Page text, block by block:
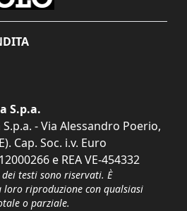
S.p.a.
- Via Alessandro Poerio,
Cap. Soc. i.v. Euro
e REA VE-454332
testi sono riservati. È
loro riproduzione con qualsiasi
o parziale.